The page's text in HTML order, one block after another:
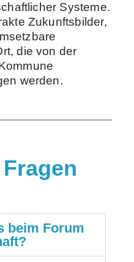
Systeme.
Zukunftsbilder,
die von der
werden.
beim Forum